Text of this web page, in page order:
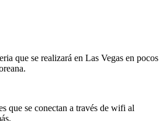
que se realizará en Las Vegas en pocos
que se conectan a través de wifi al